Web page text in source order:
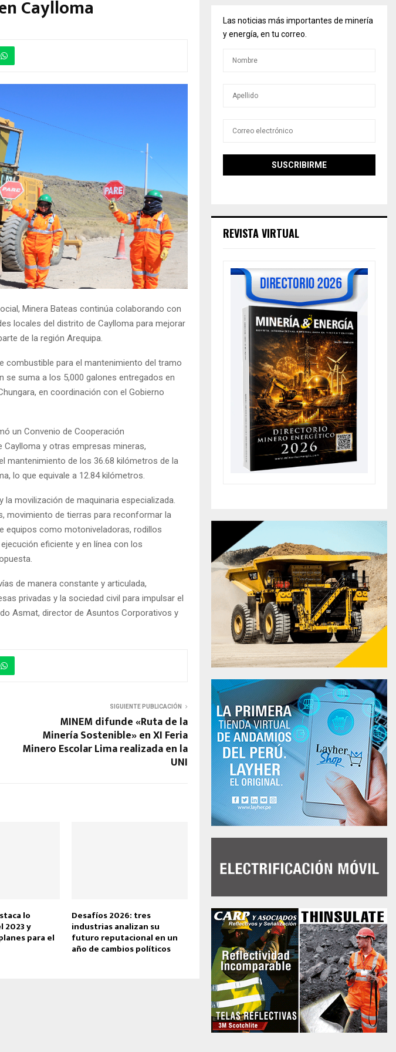
Caylloma
Minera Bateas continúa colaborando con
locales del distrito de Caylloma para mejorar
de la región Arequipa.
combustible para el mantenimiento del tramo
se suma a los 5,000 galones entregados en
en coordinación con el Gobierno
un Convenio de Cooperación
Caylloma y otras empresas mineras,
mantenimiento de los 36.68 kilómetros de la
lo que equivale a 12.84 kilómetros.
movilización de maquinaria especializada.
movimiento de tierras para reconformar la
equipos como motoniveladoras, rodillos
eficiente y en línea con los
de manera constante y articulada,
privadas y la sociedad civil para impulsar el
Asmat, director de Asuntos Corporativos y
SIGUIENTE PUBLICACIÓN
MINEM difunde «Ruta de la
Minería Sostenible» en XI Feria
Minero Escolar Lima realizada en la
UNI
lo
2023 y
para el
Desafíos 2026: tres
industrias analizan su
futuro reputacional en un
año de cambios políticos
Las noticias más importantes de minería
y energía, en tu correo.
REVISTA VIRTUAL